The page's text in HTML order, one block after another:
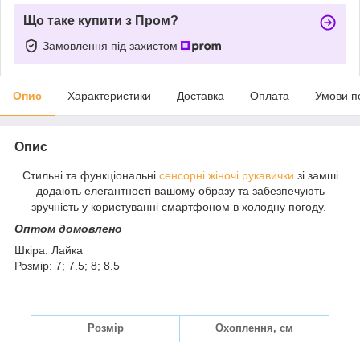
Що таке купити з Пром?
Замовлення під захистом
Опис Характеристики Доставка Оплата Умови
Опис
Стильні та функціональні сенсорні жіночі рукавички зі замші
додають елегантності вашому образу та забезпечують
зручність у користуванні смартфоном в холодну погоду.
Оптом домовлено
Шкіра: Лайка
Розмір: 7; 7.5; 8; 8.5
Розмір
Охоплення, см